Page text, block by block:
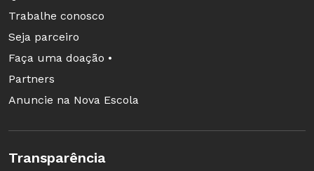
O que o interlocutor 2 poderia acrescentar
Substituir o ouro por algo inútil é essencial para
a mensagem do texto.
Trabalhe conosco
Seja parceiro
Faça uma doação •
Partners
Anuncie na Nova Escola
Transparência